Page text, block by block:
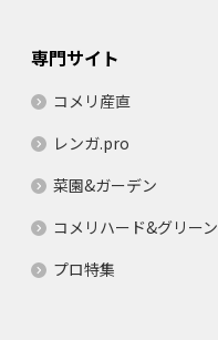
専門サイト
コメリ産直
レンガ.pro
菜園&ガーデン
コメリハード&グリーン
プロ特集